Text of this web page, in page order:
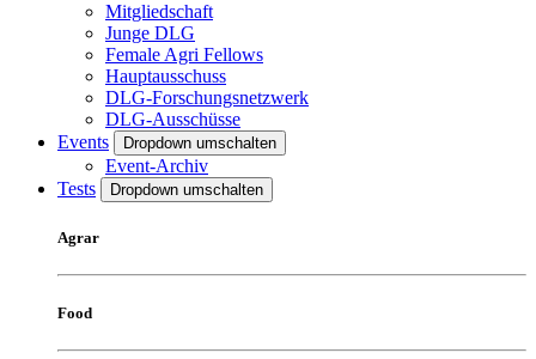
Mitgliedschaft
Junge DLG
Female Agri Fellows
Hauptausschuss
DLG-Forschungsnetzwerk
DLG-Ausschüsse
Events
Dropdown umschalten
Event-Archiv
Tests
Dropdown umschalten
Agrar
Food